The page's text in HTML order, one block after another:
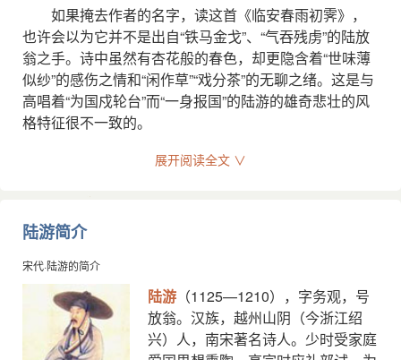
矮纸：短纸、小纸。
斜行：倾斜的行列。
草：指草书。
晴窗：明亮的窗户。
分茶：宋元时煎茶之法。注汤后用箸搅茶乳，使汤水波
纹幻变成种种形状。
素衣：原指白色的衣服，这里用作代称。是诗人对自己
风尘叹：因风尘而叹息。暗指不必担心京城的不良风气
会污染自己的品质。
参考资料：
1、缪钺等 ．宋诗鉴赏辞典 ．上海 ：上海辞书出版社 ，
如果掩去作者的名字，读这首《临安春雨初霁》，
也许会以为它并不是出自“铁马金戈”、“气吞残虏”的陆放
翁之手。诗中虽然有杏花般的春色，却更隐含着“世味薄
似纱”的感伤之情和“闲作草”“戏分茶”的无聊之绪。这是与
高唱着“为国戍轮台”而“一身报国”的陆游的雄奇悲壮的风
格特征很不一致的。
自淳熙五年孝宗召见了陆游以来，他并未得到重
后五年，更是远离政界，但对于政治舞台上的倾轧变
幻，对于世态炎凉，他是体会得更深了。所以诗的开头
就用了一个独具易动的巧譬，感叹世态人情薄得就象半
透明的纱。于是首联开口就言“世味”之“薄”，并惊问“谁令
骑马客京华”。陆游时年已六十二岁，不仅长期宦海沉
浮，而且壮志未酬，又兼个人生活的种种不幸，这位命
途坎坷的老人发出悲叹，说出对世态炎凉的内心感受。
这种悲叹也许在别人身上是无可疑问的，而对于“僵卧孤
展开阅读全文 ∨
陆游简介
宋代·陆游的简介
陆游 （1125—1210），字务观，号
放翁。汉族，越州山阴（今浙江绍
兴）人，南宋著名诗人。少时受家庭